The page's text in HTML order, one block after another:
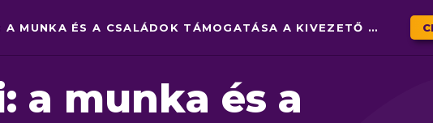
RÉTVÁRI: A MUNKA ÉS A CSALÁDOK TÁMOGATÁSA A KIVEZETŐ ÚT
a munka és a